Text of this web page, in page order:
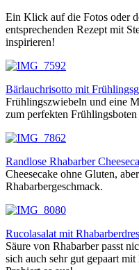
Ein Klick auf die Fotos oder
entsprechenden Rezept mit
inspirieren!
Bärlauchrisotto mit
Frühlingszwiebeln und eine
zum perfekten
Randlose Rhabarber
Cheesecake ohne Gluten,
Rhabarbergeschmack.
Rucolasalat mit
Säure von Rhabarber passt
sich auch sehr gut gepaart